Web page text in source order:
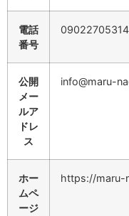
電話
番号
09022705314
公開
メー
ルア
ドレ
ス
info@maru-
ホー
ムペ
ージ
https://maru-